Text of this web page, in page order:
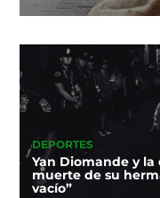
DEPORTES
Yan Diomande y la
muerte de su
vacío”